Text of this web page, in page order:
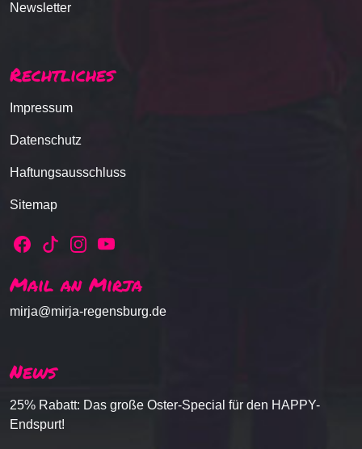
Newsletter
Rechtliches
Impressum
Datenschutz
Haftungsausschluss
Sitemap
Mail an Mirja
mirja@mirja-regensburg.de
News
25% Rabatt: Das große Oster-Special für den HAPPY-
Endspurt!